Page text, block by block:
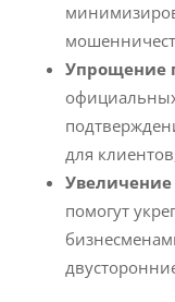
Упрощение
для
Увеличение
помогут